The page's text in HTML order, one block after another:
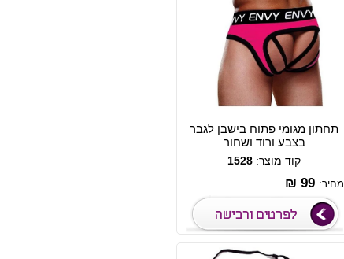
תחתון מגומי פתוח בישבן לגבר
בצבע ורוד ושחור
קוד מוצר: 1528
מחיר: 99 ₪